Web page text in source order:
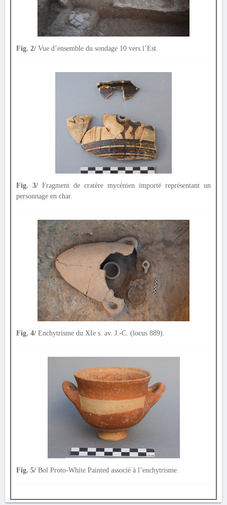
Fig. 2/ Vue d’ensemble du sondage 10 vers l’Est.
Fig. 3/ Fragment de cratère mycénien importé représentant un
personnage en char.
Fig. 4/ Enchytrisme du XIe s. av. J.-C. (locus 889).
Fig. 5/ Bol Proto-White Painted associé à l’enchytrisme.